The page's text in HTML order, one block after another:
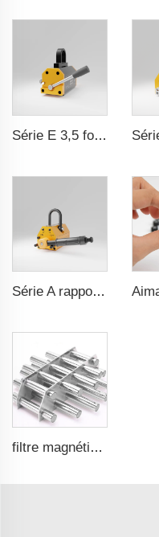
Série E 3,5 fois le ratio de sécurité CE certification ma
Série A rapport de sécurité 3,5 fois certification CE ma
filtre magnétique en acier inoxydable poli avec champ de surface de 12000Gs